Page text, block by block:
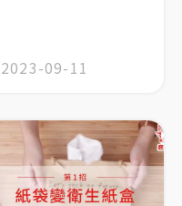
2023-09-11